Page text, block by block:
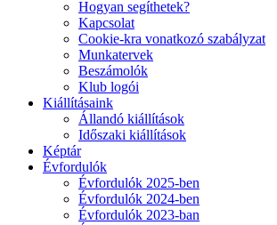
Hogyan segíthetek?
Kapcsolat
Cookie-kra vonatkozó szabályzat
Munkatervek
Beszámolók
Klub logói
Kiállításaink
Állandó kiállítások
Időszaki kiállítások
Képtár
Évfordulók
Évfordulók 2025-ben
Évfordulók 2024-ben
Évfordulók 2023-ban